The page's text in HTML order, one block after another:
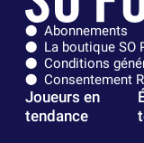
Abonnements
La boutique SO
Conditions
Consentement
Joueurs en
tendance